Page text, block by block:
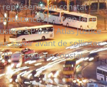
un constat
peut-on faire
à Paris ? Atlas Justice
savoir avant de solliciter
pour un constat.